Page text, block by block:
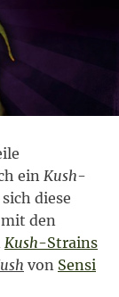
ein Kush-
diese
den
Kush-Strains
von Sensi